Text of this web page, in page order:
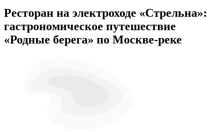
Ресторан на электроходе «Стрельна»:
гастрономическое путешествие
«Родные берега» по Москве-реке